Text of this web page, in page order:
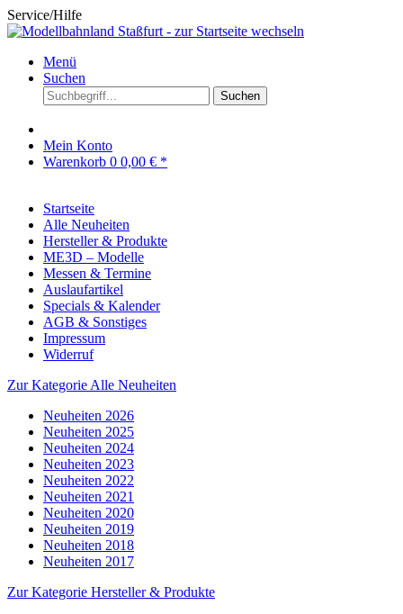
Service/Hilfe
Menü
Suchen
Suchen
Mein Konto
Warenkorb 0 0,00 € *
Startseite
Alle Neuheiten
Hersteller & Produkte
ME3D – Modelle
Messen & Termine
Auslaufartikel
Specials & Kalender
AGB & Sonstiges
Impressum
Widerruf
Zur Kategorie Alle Neuheiten
Neuheiten 2026
Neuheiten 2025
Neuheiten 2024
Neuheiten 2023
Neuheiten 2022
Neuheiten 2021
Neuheiten 2020
Neuheiten 2019
Neuheiten 2018
Neuheiten 2017
Zur Kategorie Hersteller & Produkte